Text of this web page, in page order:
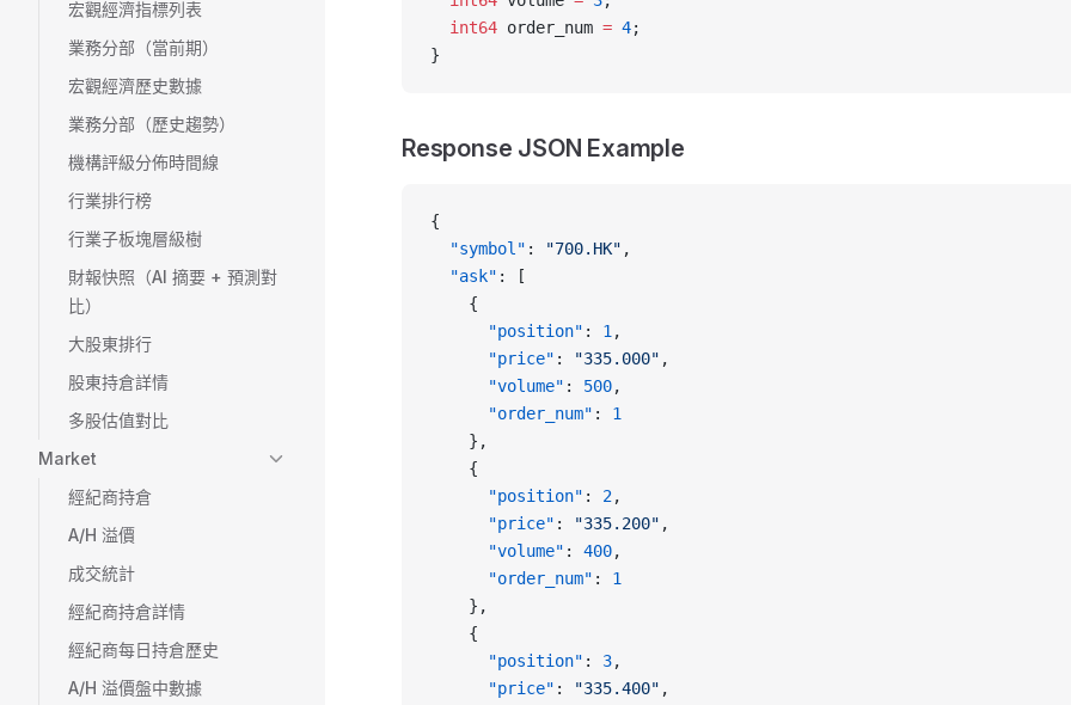
宏觀經濟指標列表
業務分部（當前期）
宏觀經濟歷史數據
業務分部（歷史趨勢）
機構評級分佈時間線
行業排行榜
行業子板塊層級樹
財報快照（AI 摘要 + 預測對
比）
大股東排行
股東持倉詳情
多股估值對比
Market
經紀商持倉
A/H 溢價
成交統計
經紀商持倉詳情
經紀商每日持倉歷史
A/H 溢價盤中數據
  int64
order_num = 4;
}
Response JSON Example
{
  "symbol"
: "700.HK" ,
  "ask"
: [
    {
      "position"
: 1 ,
      "price"
: "335.000" ,
      "volume"
: 500,
      "order_num"
: 1
    },
    {
      "position"
: 2,
      "price"
: "335.200" ,
      "volume"
: 400,
      "order_num"
: 1
    },
    {
      "position"
: 3,
      "price"
: "335.400" ,